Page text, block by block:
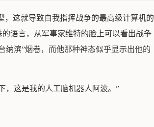
，这就导致自我指挥战争的最高级计算机的
语言，从军事家维特的脸上可以看出战争
纳滨”烟卷，而他那种神态似乎显示出他的
这是我的人工脑机器人阿波。”